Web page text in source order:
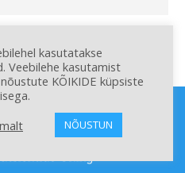
kasutatakse
Veebilehe kasutamist
KÕIKIDE küpsiste
NÕUSTUN